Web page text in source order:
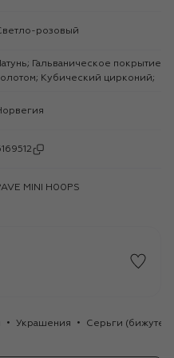
Светло-розовый
Кубический цирконий;
Норвегия
PAVE MINI H00PS
Украшения Серьги